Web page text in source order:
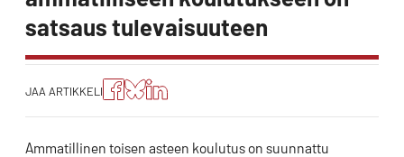
satsaus tulevaisuuteen
JAA ARTIKKELI
Jaa
artikkeli
Facebookissa
Jaa
artikkeli
Blueskyssa
Jako:
Jaa
artikkeli
Ammatillinen toisen asteen koulutus on suunnattu